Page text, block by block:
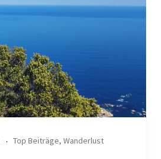
Top Beiträge, Wanderlust